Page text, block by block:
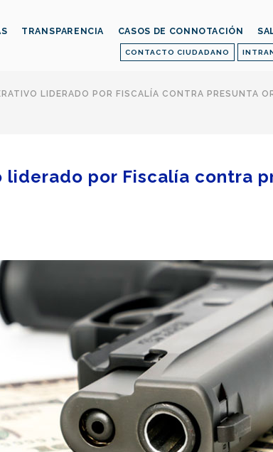
CONTACTO CIUDADANO
TRANSPARENCIA CASOS DE CONNOTACIÓN
LIDERADO POR FISCALÍA CONTRA PRESUNTA
por Fiscalía contra